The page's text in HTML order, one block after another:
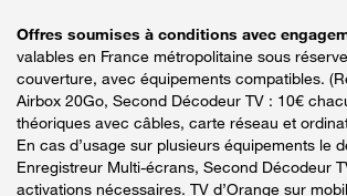
Offres soumises à conditions avec
valables en France métropolitaine sous
couverture, avec équipements compatibles.
Airbox 20Go, Second Décodeur TV : 10€
théoriques avec câbles, carte réseau et
En cas d’usage sur plusieurs équipements le
Enregistreur Multi-écrans, Second Décodeur
activations nécessaires. TV d’Orange sur